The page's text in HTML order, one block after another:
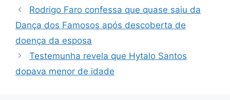
Rodrigo Faro confessa que quase saiu da
Dança dos Famosos após descoberta de
doença da esposa
Testemunha revela que Hytalo Santos
dopava menor de idade